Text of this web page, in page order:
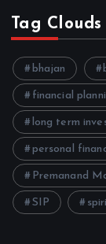
Tag Clouds
bhajan
financial
long term
personal
Premanand
SIP